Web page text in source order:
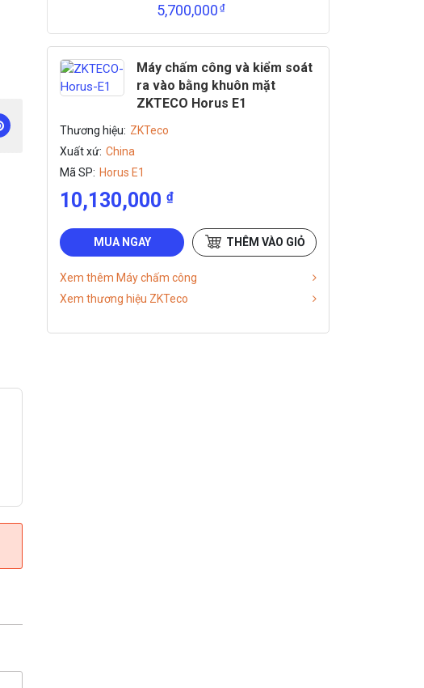
5,700,000₫
Máy chấm công và kiểm soát
ra vào bằng khuôn mặt
ZKTECO Horus E1
Thương hiệu: ZKTeco
Xuất xứ: China
Mã SP: Horus E1
10,130,000 ₫
MUA NGAY THÊM VÀO GIỎ
Xem thêm Máy chấm công
Xem thương hiệu ZKTeco